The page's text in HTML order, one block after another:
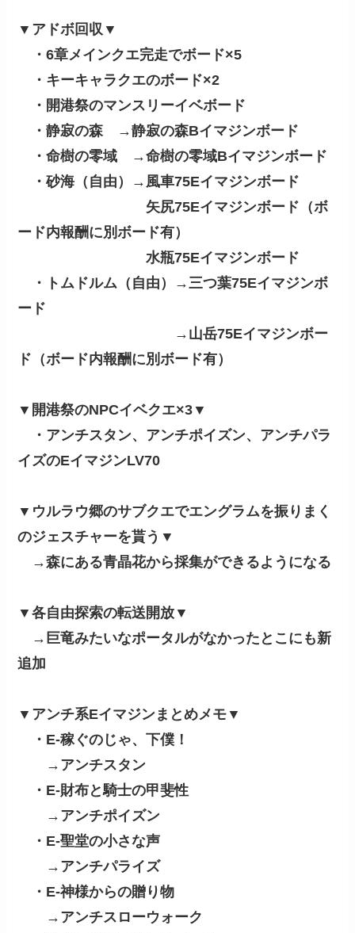
▼アドボ回収▼
・6章メインクエ完走でボード×5
・キーキャラクエのボード×2
・開港祭のマンスリーイベボード
・静寂の森 →静寂の森Bイマジンボード
・命樹の零域 →命樹の零域Bイマジンボード
・砂海（自由）→風車75Eイマジンボード
矢尻75Eイマジンボード（ボ
ード内報酬に別ボード有）
水瓶75Eイマジンボード
・トムドルム（自由）→三つ葉75Eイマジンボ
ード
→山岳75Eイマジンボー
ド（ボード内報酬に別ボード有）
▼開港祭のNPCイベクエ×3▼
・アンチスタン、アンチポイズン、アンチパラ
イズのEイマジンLV70
▼ウルラウ郷のサブクエでエングラムを振りまく
のジェスチャーを貰う▼
→森にある青晶花から採集ができるようになる
▼各自由探索の転送開放▼
→巨竜みたいなポータルがなかったとこにも新
追加
▼アンチ系Eイマジンまとめメモ▼
・E-稼ぐのじゃ、下僕！
→アンチスタン
・E-財布と騎士の甲斐性
→アンチポイズン
・E-聖堂の小さな声
→アンチパライズ
・E-神様からの贈り物
→アンチスローウォーク